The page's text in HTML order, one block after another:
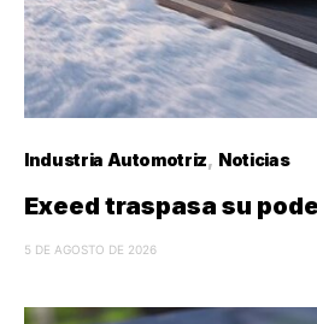
Industria Automotriz Noticias
Exeed traspasa su
5 DE AGOSTO DE 2026